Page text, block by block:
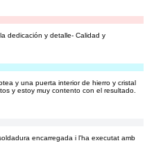
dedicación y detalle- Calidad y
y una puerta interior de hierro y cristal
y estoy muy contento con el resultado.
encarregada i l'ha executat amb